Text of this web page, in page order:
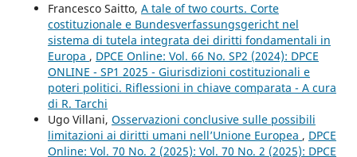
Francesco Saitto, A tale of two courts. Corte
costituzionale e Bundesverfassungsgericht nel
sistema di tutela integrata dei diritti fondamentali in
Europa , DPCE Online: Vol. 66 No. SP2 (2024): DPCE
ONLINE - SP1 2025 - Giurisdizioni costituzionali e
poteri politici. Riflessioni in chiave comparata - A cura
di R. Tarchi
Ugo Villani, Osservazioni conclusive sulle possibili
limitazioni ai diritti umani nell’Unione Europea , DPCE
Online: Vol. 70 No. 2 (2025): Vol. 70 No. 2 (2025): DPCE